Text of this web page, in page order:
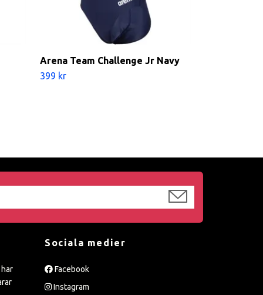
Arena Team Challenge Jr Navy
399 kr
Sociala medier
Facebook
Instagram